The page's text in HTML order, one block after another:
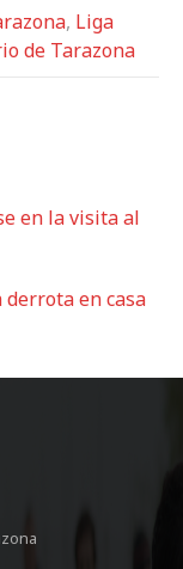
, Liga
de Tarazona
en la visita al
derrota en casa